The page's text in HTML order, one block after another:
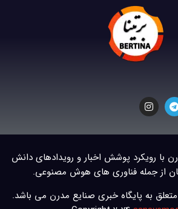
با رویکرد پوشش اخبار و رویدادهای دانش
از جمله فناوری های هوش مصنوعی.
به پایگاه خبری صنایع مدرن می باشد.